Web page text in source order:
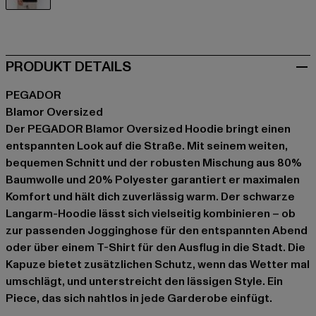
PRODUKT DETAILS
PEGADOR
Blamor Oversized
Der PEGADOR Blamor Oversized Hoodie bringt einen
entspannten Look auf die Straße. Mit seinem weiten,
bequemen Schnitt und der robusten Mischung aus 80%
Baumwolle und 20% Polyester garantiert er maximalen
Komfort und hält dich zuverlässig warm. Der schwarze
Langarm-Hoodie lässt sich vielseitig kombinieren – ob
zur passenden Jogginghose für den entspannten Abend
oder über einem T-Shirt für den Ausflug in die Stadt. Die
Kapuze bietet zusätzlichen Schutz, wenn das Wetter mal
umschlägt, und unterstreicht den lässigen Style. Ein
Piece, das sich nahtlos in jede Garderobe einfügt.